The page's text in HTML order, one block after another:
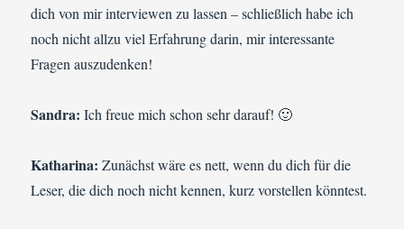
dich von mir interviewen zu lassen – schließlich habe ich
noch nicht allzu viel Erfahrung darin, mir interessante
Fragen auszudenken!
Sandra: Ich freue mich schon sehr darauf! 🙂
Katharina:Zunächst wäre es nett, wenn du dich für die
Leser, die dich noch nicht kennen, kurz vorstellen könntest.